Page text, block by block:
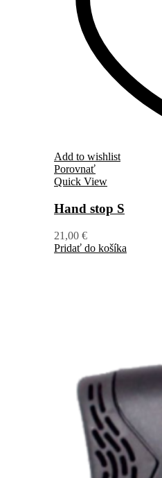
Add to wishlist
Porovnať
Quick View
Hand stop S
21,00 €
Pridať do košíka